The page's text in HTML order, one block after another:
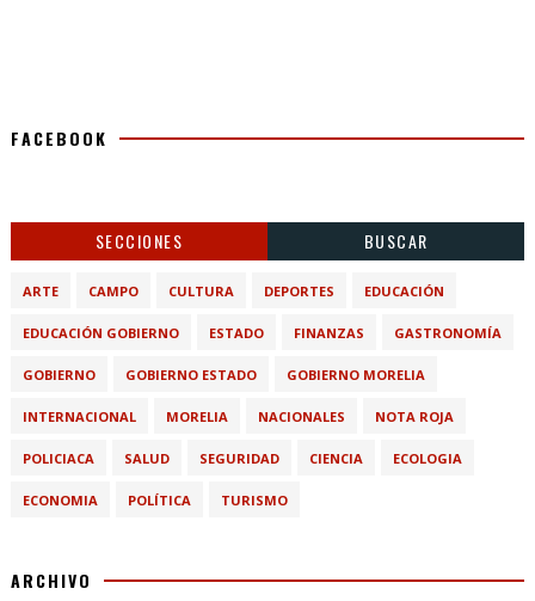
FACEBOOK
SECCIONES BUSCAR
ARTE CAMPO CULTURA DEPORTES EDUCACIÓN
EDUCACIÓN GOBIERNO ESTADO FINANZAS GASTRONOMÍA
GOBIERNO GOBIERNO ESTADO GOBIERNO MORELIA
INTERNACIONAL MORELIA NACIONALES NOTA ROJA
POLICIACA SALUD SEGURIDAD CIENCIA ECOLOGIA
ECONOMIA POLÍTICA TURISMO
ARCHIVO